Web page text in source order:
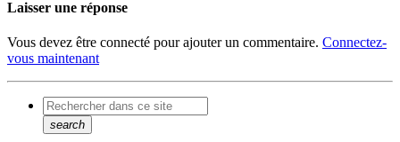
Laisser une réponse
Vous devez être connecté pour ajouter un commentaire. Connectez-
vous maintenant
search